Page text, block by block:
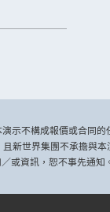
示不構成報價或合同
新世界集團不承擔與
或資訊，恕不事先通